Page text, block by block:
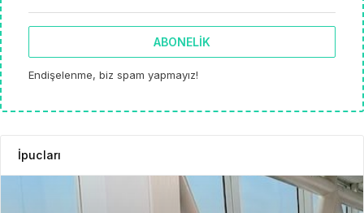
ABONELIK
Endişelenme, biz spam yapmayız!
İpucları